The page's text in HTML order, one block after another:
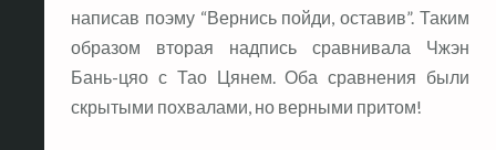
написав поэму “Вернись пойди, оставив”. Таким
образом вторая надпись сравнивала Чжэн
Бань-цяо с Тао Цянем. Оба сравнения были
скрытыми похвалами, но верными притом!